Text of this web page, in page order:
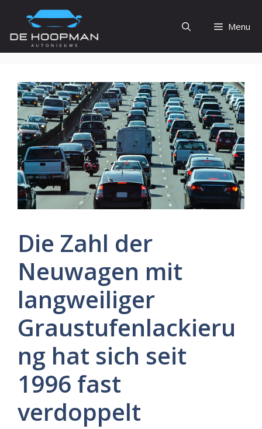
de
inhoud
Menu
Die Zahl der
Neuwagen mit
langweiliger
Graustufenlackieru
ng hat sich seit
1996 fast
verdoppelt